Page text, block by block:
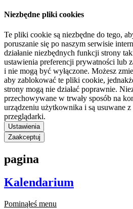
Niezbędne pliki cookies
Te pliki cookie są niezbędne do tego,
poruszanie się po naszym serwisie
działanie niezbędnych funkcji strony
ustawienia preferencji prywatności lub
i nie mogą być wyłączone. Możesz
aby zablokować te pliki cookie,
strony mogą nie działać poprawnie.
przechowywane w trwały sposób na
urządzeniu użytkownika i są usuwane
przeglądarki.
Ustawienia
Zaakceptuj
pagina
Kalendarium
Pominąłeś menu